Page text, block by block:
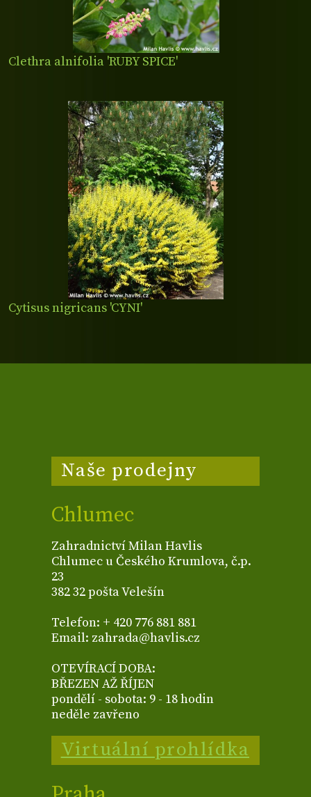
Clethra alnifolia 'RUBY SPICE'
Cytisus nigricans 'CYNI'
Naše prodejny
Chlumec
Zahradnictví Milan Havlis
Chlumec u Českého Krumlova, č.p.
23
382 32 pošta Velešín
Telefon: + 420 776 881 881
Email: zahrada@havlis.cz
OTEVÍRACÍ DOBA:
BŘEZEN AŽ ŘÍJEN
pondělí - sobota: 9 - 18 hodin
neděle zavřeno
Virtuální prohlídka